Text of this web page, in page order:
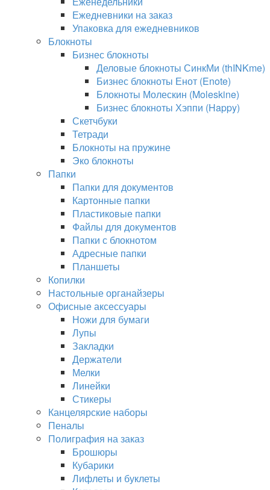
Ежедневники на заказ
Упаковка для ежедневников
Блокноты
Бизнес блокноты
Деловые блокноты СинкМи (thINKme)
Бизнес блокноты Енот (Enote)
Блокноты Молескин (Moleskine)
Бизнес блокноты Хэппи (Happy)
Скетчбуки
Тетради
Блокноты на пружине
Эко блокноты
Папки
Папки для документов
Картонные папки
Пластиковые папки
Файлы для документов
Папки с блокнотом
Адресные папки
Планшеты
Копилки
Настольные органайзеры
Офисные аксессуары
Ножи для бумаги
Лупы
Закладки
Держатели
Мелки
Линейки
Стикеры
Канцелярские наборы
Пеналы
Полиграфия на заказ
Брошюры
Кубарики
Лифлеты и буклеты